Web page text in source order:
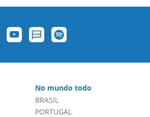
No mundo todo
BRASIL
PORTUGAL